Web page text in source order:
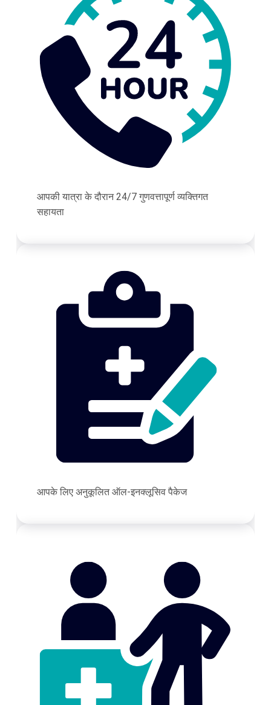
आपकी यात्रा के दौरान 24/7 गुणवत्तापूर्ण व्यक्तिगत
सहायता
आपके लिए अनुकूलित ऑल-इनक्लूसिव पैकेज